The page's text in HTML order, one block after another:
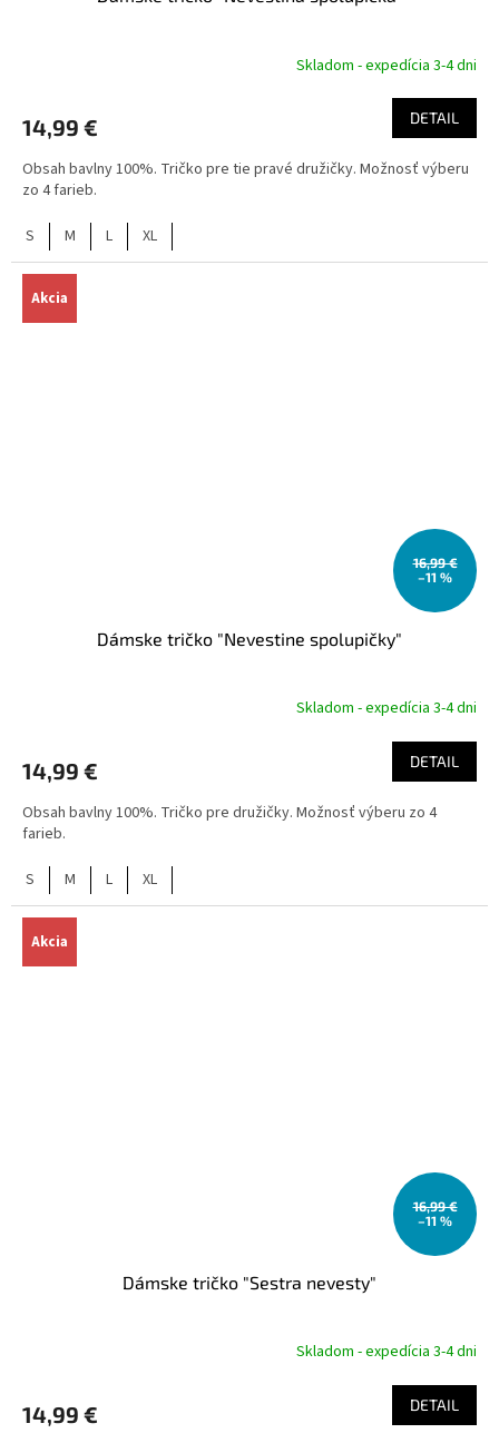
Skladom - expedícia 3-4 dni
14,99 € DETAIL
Obsah bavlny 100%. Tričko pre tie pravé družičky. Možnosť výberu
zo 4 farieb.
S M L XL
Akcia
16,99 €
–11 %
Dámske tričko "Nevestine spolupičky"
Skladom - expedícia 3-4 dni
14,99 € DETAIL
Obsah bavlny 100%. Tričko pre družičky. Možnosť výberu zo 4
farieb.
S M L XL
Akcia
16,99 €
–11 %
Dámske tričko "Sestra nevesty"
Skladom - expedícia 3-4 dni
14,99 € DETAIL